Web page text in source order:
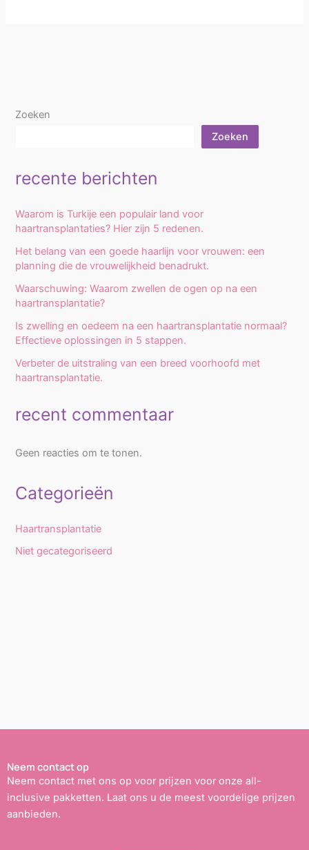
Zoeken
Zoeken
recente berichten
Waarom is Turkije een populair land voor
haartransplantaties? Hier zijn 5 redenen.
Het belang van een goede haarlijn voor vrouwen: een
planning die de vrouwelijkheid benadrukt.
Waarschuwing: Waarom zwellen de ogen op na een
haartransplantatie?
Is zwelling en oedeem na een haartransplantatie normaal?
Effectieve oplossingen in 5 stappen.
Verbeter de uitstraling van een breed voorhoofd met
haartransplantatie.
recent commentaar
Geen reacties om te tonen.
Categorieën
Haartransplantatie
Niet gecategoriseerd
Neem contact op
Neem contact met ons op voor prijzen voor onze all-
inclusive pakketten. Laat ons u de meest voordelige prijzen
aanbieden.